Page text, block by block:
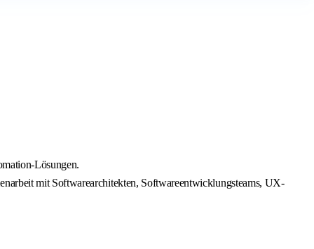
Lösungen.
mit Softwarearchitekten, Softwareentwicklungsteams, UX-